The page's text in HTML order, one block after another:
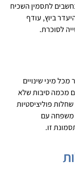
לתסמין השכיח
ביוץ, עודף
לסוכרת.
מיני שינויים
מכמה סיבות שלא
פוליציסטיות
משפחה עם
זו.